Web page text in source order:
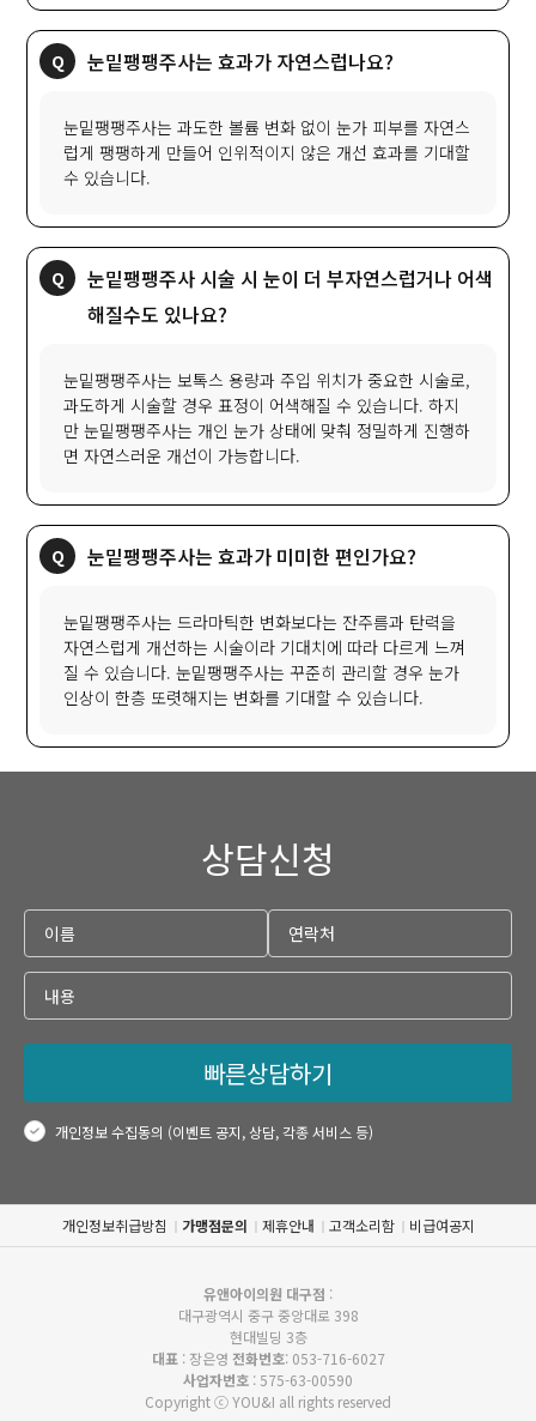
눈밑팽팽주사는 과도한 볼륨 변화 없이 눈가 피부를 자연스
럽게 팽팽하게 만들어 인위적이지 않은 개선 효과를 기대할
눈밑팽팽주사 시술 시 눈이 더 부자연스럽거나 어색
눈밑팽팽주사는 보톡스 용량과 주입 위치가 중요한 시술로,
과도하게 시술할 경우 표정이 어색해질 수 있습니다. 하지
만 눈밑팽팽주사는 개인 눈가 상태에 맞춰 정밀하게 진행하
눈밑팽팽주사는 드라마틱한 변화보다는 잔주름과 탄력을
자연스럽게 개선하는 시술이라 기대치에 따라 다르게 느껴
질 수 있습니다. 눈밑팽팽주사는 꾸준히 관리할 경우 눈가
상담신청
빠른상담하기
개인정보 수집동의 (이벤트 공지, 상담, 각종 서비스 등)
개인정보취급방침 가맹점문의 제휴안내 고객소리함 비급여공지
유앤아이의원 대구점 :
대구광역시 중구 중앙대로 398
현대빌딩 3층
대표: 장은영 전화번호: 053-716-6027
사업자번호 : 575-63-00590
Copyright ⓒ YOU&I all rights reserved